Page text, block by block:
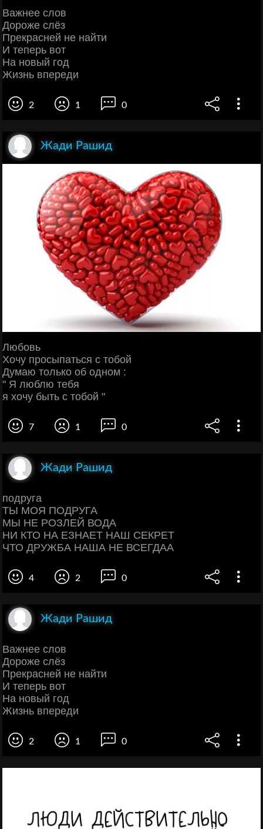
Важнее слов
Дороже слёз
Прекрасней не найти
И теперь вот
На новый год
Жизнь впереди
2 1 0
Жади Рашид
Любовь
Хочу просыпаться с тобой
Думаю только об одном :
" Я люблю тебя
я хочу быть с тобой "
7 1 0
Жади Рашид
подруга
ТЫ МОЯ ПОДРУГА
МЫ НЕ РОЗЛЕЙ ВОДА
НИ КТО НА ЕЗНАЕТ НАШ СЕКРЕТ
ЧТО ДРУЖБА НАША НЕ ВСЕГДАА
4 2 0
Жади Рашид
Важнее слов
Дороже слёз
Прекрасней не найти
И теперь вот
На новый год
Жизнь впереди
2 1 0